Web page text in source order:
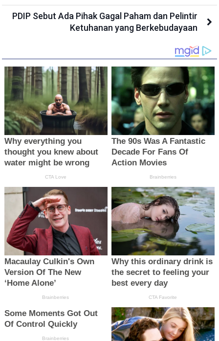
PDIP Sebut Ada Pihak Gagal Paham dan Pelintir
Ketuhanan yang Berkebudayaan